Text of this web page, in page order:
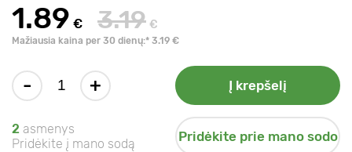
1.89 € 3.19 €
Mažiausia kaina per 30 dienų:* 3.19 €
- + Į krepšelį
2 asmenys
Pridėkite į mano sodą
Pridėkite prie mano sodo